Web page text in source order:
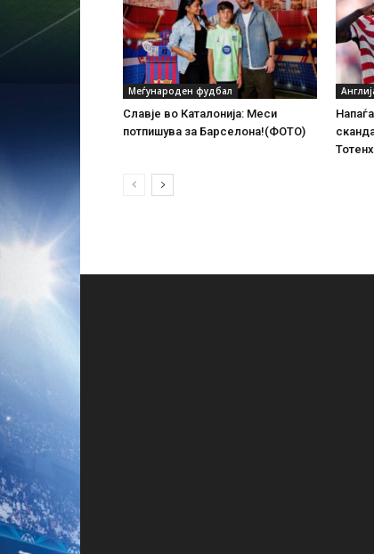
Меѓународен фудбал
Славје во Каталонија: Меси
потпишува за Барселона!(ФОТО)